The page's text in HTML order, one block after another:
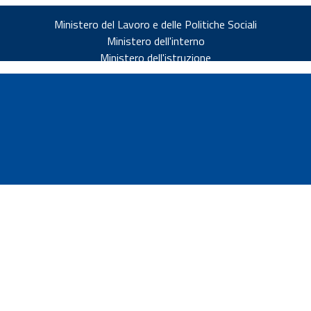
Ministero del Lavoro e delle Politiche Sociali
Ministero dell'interno
Ministero dell'istruzione